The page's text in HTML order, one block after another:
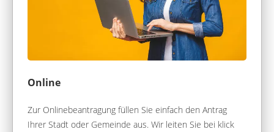
Online
Zur Onlinebeantragung füllen Sie einfach den Antrag
Ihrer Stadt oder Gemeinde aus. Wir leiten Sie bei klick